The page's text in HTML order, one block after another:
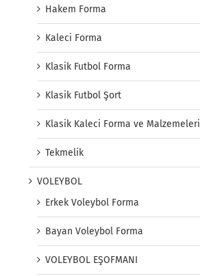
Hakem Forma
Kaleci Forma
Klasik Futbol Forma
Klasik Futbol Şort
Klasik Kaleci Forma ve Malzemeleri
Tekmelik
VOLEYBOL
Erkek Voleybol Forma
Bayan Voleybol Forma
VOLEYBOL EŞOFMANI